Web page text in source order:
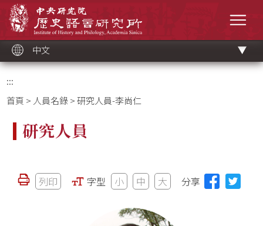
中文
:::
首頁 > 人員名錄> 研究人員-李尚仁
研究人員
列印 字型 小 中 大 分享